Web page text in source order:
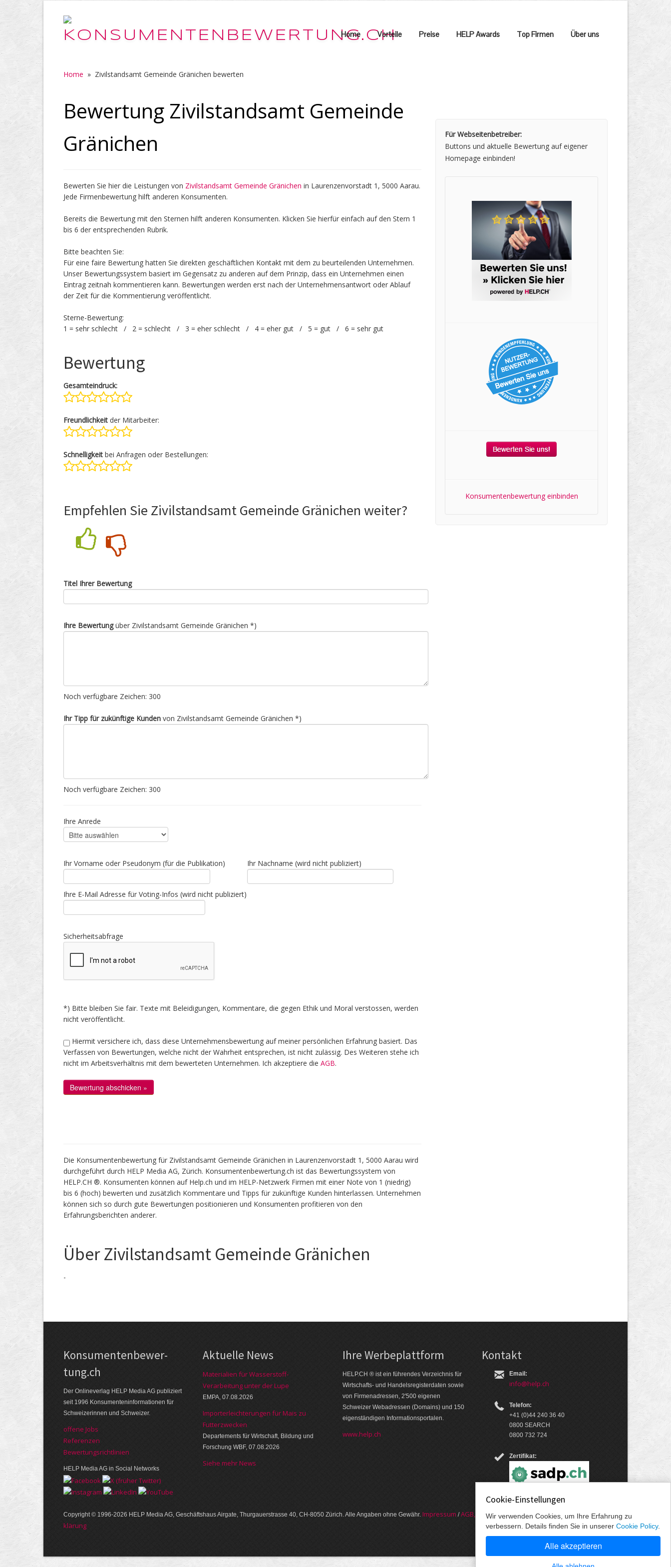
Home Vorteile Preise HELP Awards Top Firmen Über uns
Home » Zivilstandsamt Gemeinde Gränichen bewerten
Bewertung Zivilstandsamt Gemeinde
Gränichen
Bewerten Sie hier die Leistungen von Zivilstandsamt Gemeinde Gränichen in Laurenzenvorstadt 1, 5000 Aarau.
Jede Firmenbewertung hilft anderen Konsumenten.
Bereits die Bewertung mit den Sternen hilft anderen Konsumenten. Klicken Sie hierfür einfach auf den Stern 1
bis 6 der entsprechenden Rubrik.
Bitte beachten Sie:
Für eine faire Bewertung hatten Sie direkten geschäftlichen Kontakt mit dem zu beurteilenden Unternehmen.
Unser Bewertungssystem basiert im Gegensatz zu anderen auf dem Prinzip, dass ein Unternehmen einen
Eintrag zeitnah kommentieren kann. Bewertungen werden erst nach der Unternehmensantwort oder Ablauf
der Zeit für die Kommentierung veröffentlicht.
Sterne-Bewertung:
1 = sehr schlecht / 2 = schlecht / 3 = eher schlecht / 4 = eher gut / 5 = gut / 6 = sehr gut
Bewertung
Gesamteindruck:
Freundlichkeit der Mitarbeiter:
Schnelligkeit bei Anfragen oder Bestellungen:
Empfehlen Sie Zivilstandsamt Gemeinde Gränichen weiter?
Titel Ihrer Bewertung
Ihre Bewertungüber Zivilstandsamt Gemeinde Gränichen *)
Noch verfügbare Zeichen: 300
Ihr Tipp für zukünftige Kunden von Zivilstandsamt Gemeinde Gränichen *)
Noch verfügbare Zeichen: 300
Ihre Anrede
Ihr Vorname oder Pseudonym (für die Publikation) Ihr Nachname (wird nicht publiziert)
Ihre E-Mail Adresse für Voting-Infos (wird nicht publiziert)
Sicherheitsabfrage
*) Bitte bleiben Sie fair. Texte mit Beleidigungen, Kommentare, die gegen Ethik und Moral verstossen, werden
nicht veröffentlicht.
Hiermit versichere ich, dass diese Unternehmensbewertung auf meiner persönlichen Erfahrung basiert. Das
Verfassen von Bewertungen, welche nicht der Wahrheit entsprechen, ist nicht zulässig. Des Weiteren stehe ich
nicht im Arbeitsverhältnis mit dem bewerteten Unternehmen. Ich akzeptiere die AGB.
Die Konsumentenbewertung für Zivilstandsamt Gemeinde Gränichen in Laurenzenvorstadt 1, 5000 Aarau wird
durchgeführt durch HELP Media AG, Zürich. Konsumentenbewertung.ch ist das Bewertungssystem von
HELP.CH ®. Konsumenten können auf Help.ch und im HELP-Netzwerk Firmen mit einer Note von 1 (niedrig)
bis 6 (hoch) bewerten und zusätzlich Kommentare und Tipps für zukünftige Kunden hinterlassen. Unternehmen
können sich so durch gute Bewertungen positionieren und Konsumenten profitieren von den
Erfahrungsberichten anderer.
Über Zivilstandsamt Gemeinde Gränichen
-
Für Webseitenbetreiber:
Buttons und aktuelle Bewertung auf eigener
Homepage einbinden!
Konsumentenbewertung einbinden
Kon­su­menten­be­wer­
tung.ch
Der Online­verlag HELP Media AG publi­ziert
seit 1996 Kon­su­menten­infor­mationen für
Schwei­zerinnen und Schweizer.
offene Jobs
Referenzen
Bewer­tungs­richt­linien
HELP Media AG in Social Networks
Aktuelle News
Materialien für Wasserstoff-
Verarbeitung unter der Lupe
EMPA, 07.08.2026
Importerleichterungen für Mais zu
Futterzwecken
Departements für Wirtschaft, Bildung und
Forschung WBF, 07.08.2026
Siehe mehr News
Ihre Werbe­platt­form
HELP.CH ® ist ein führendes Ver­zeich­nis für
Wirt­schafts- und Handels­register­daten so­wie
von Firmen­adressen, 2'500 eige­nen
Schweizer Web­adressen (Domains) und 150
eigen­ständigen Infor­mations­por­talen.
www.help.ch
Kontakt
Email:
info@help.ch
Telefon:
+41 (0)44 240 36 40
0800 SEARCH
0800 732 724
Zertifikat:
Copyright © 1996-2026 HELP Media AG, Geschäftshaus Airgate, Thurgauer­strasse 40, CH-8050 Zürich. Alle Angaben ohne Gewähr. Im­pres­sum /AGB, Nut­zungs­bedin­gungen, Daten­schutz­er­
klärung
Cookie-Einstellungen
Wir verwenden Cookies, um Ihre Erfahrung zu
verbessern. Details finden Sie in unserer Cookie Policy.
Alle akzeptieren